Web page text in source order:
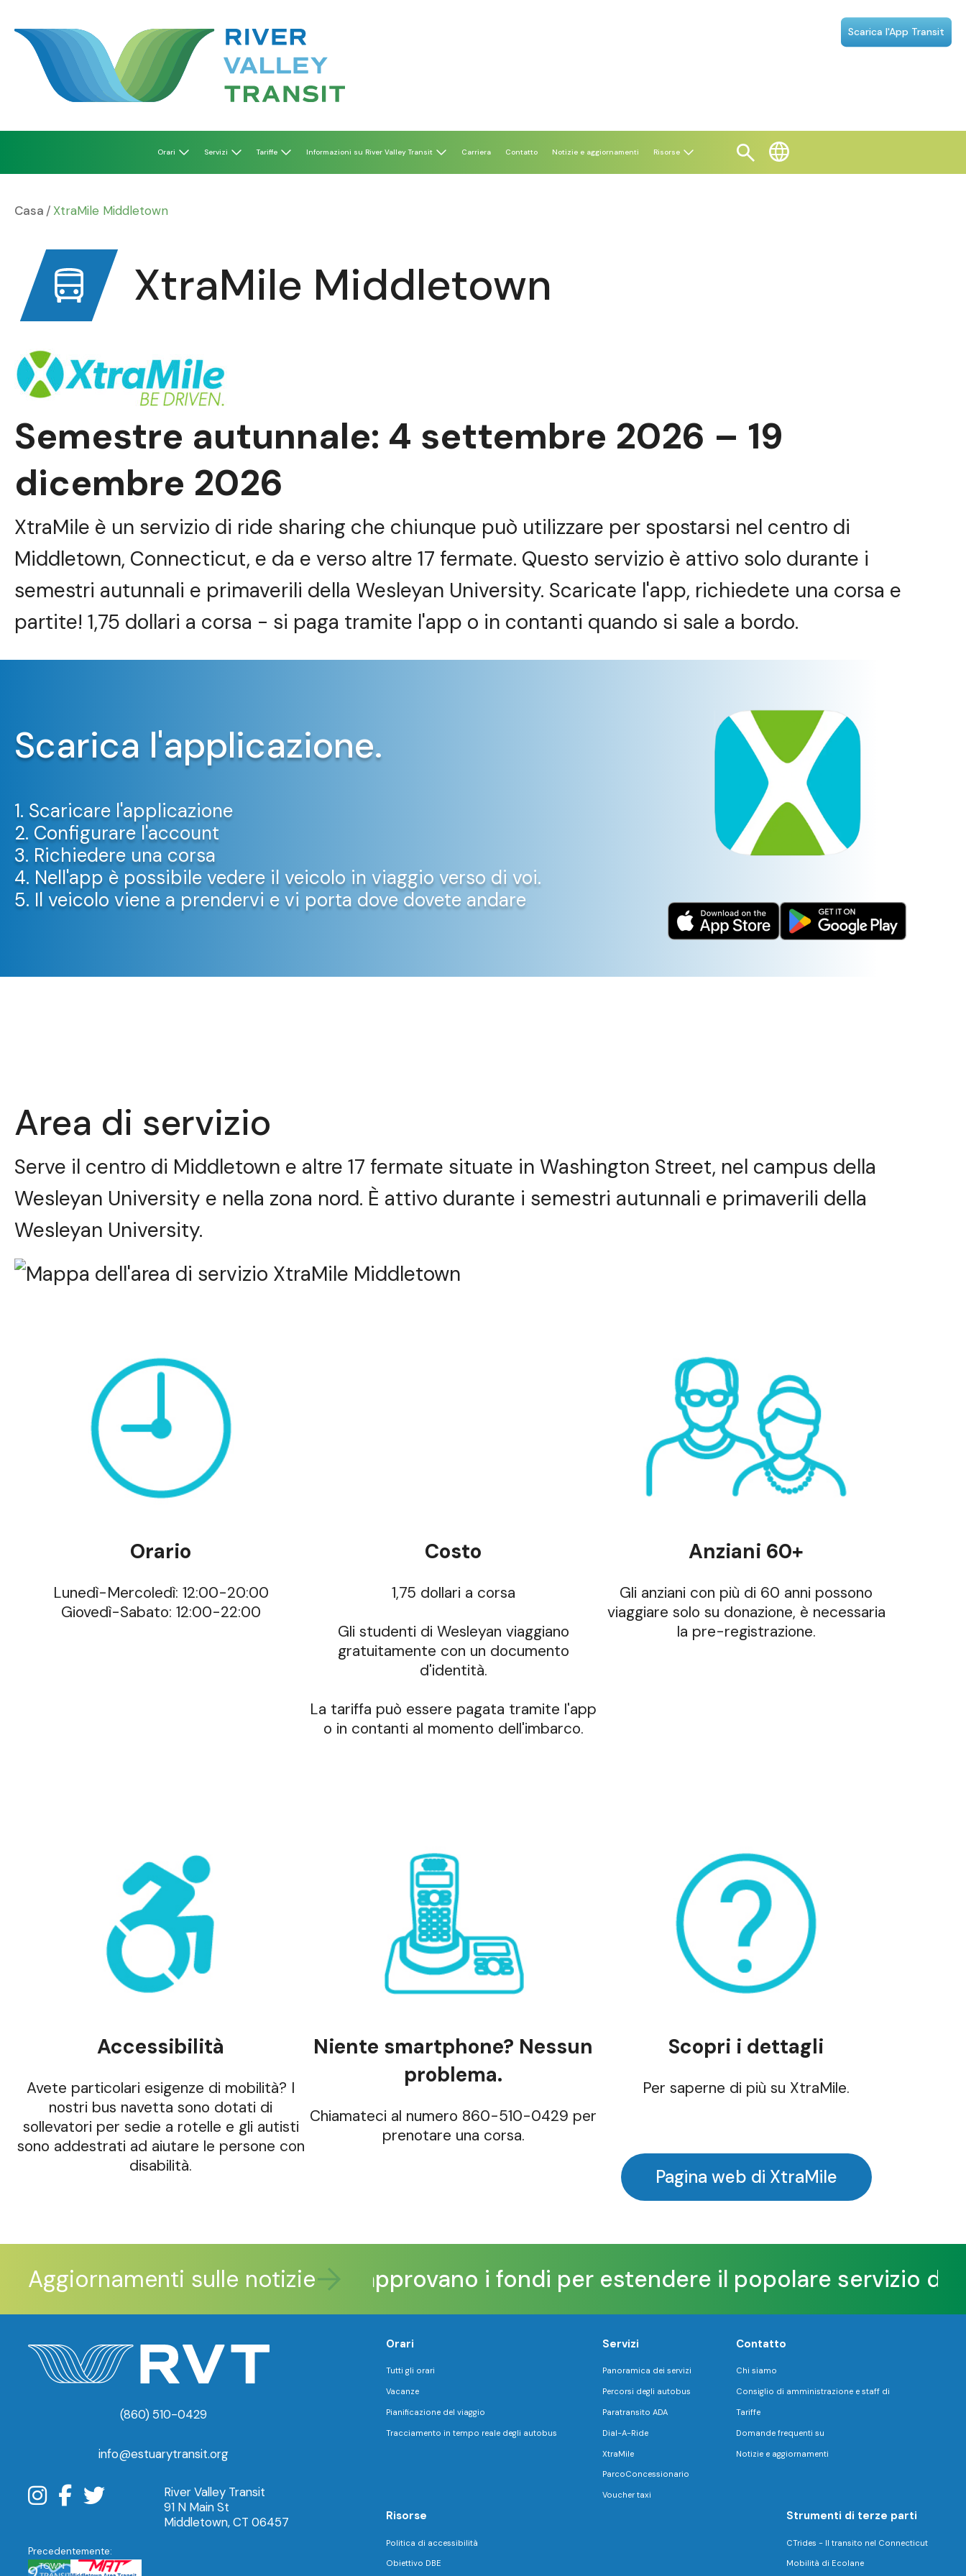
contenuto
Scarica l'App Transit
Orari Servizi Tariffe Informazioni su River Valley Transit Carriera Contatto Notizie e aggiornamenti Risorse
Casa XtraMile Middletown
XtraMile Middletown
Semestre autunnale: 4 settembre 2026 – 19
dicembre 2026
XtraMile è un servizio di ride sharing che chiunque può utilizzare per spostarsi nel centro di
Middletown, Connecticut, e da e verso altre 17 fermate. Questo servizio è attivo solo durante i
semestri autunnali e primaverili della Wesleyan University. Scaricate l'app, richiedete una corsa e
partite! 1,75 dollari a corsa - si paga tramite l'app o in contanti quando si sale a bordo.
Scarica l'applicazione.
1. Scaricare l'applicazione
2. Configurare l'account
3. Richiedere una corsa
4. Nell'app è possibile vedere il veicolo in viaggio verso di voi.
5. Il veicolo viene a prendervi e vi porta dove dovete andare
Area di servizio
Serve il centro di Middletown e altre 17 fermate situate in Washington Street, nel campus della
Wesleyan University e nella zona nord. È attivo durante i semestri autunnali e primaverili della
Wesleyan University.
Orario
Lunedì-Mercoledì: 12:00-20:00
Giovedì-Sabato: 12:00-22:00
Costo
1,75 dollari a corsa
Gli studenti di Wesleyan viaggiano
gratuitamente con un documento
d'identità.
La tariffa può essere pagata tramite l'app
o in contanti al momento dell'imbarco.
Anziani 60+
Gli anziani con più di 60 anni possono
viaggiare solo su donazione, è necessaria
la pre-registrazione.
Accessibilità
Avete particolari esigenze di mobilità? I
nostri bus navetta sono dotati di
sollevatori per sedie a rotelle e gli autisti
sono addestrati ad aiutare le persone con
disabilità.
Niente smartphone? Nessun
problema.
Chiamateci al numero 860-510-0429 per
prenotare una corsa.
Scopri i dettagli
Per saperne di più su XtraMile.
Pagina web di XtraMile
Aggiornamenti sulle notizieI legislatori approvano i fondi per estendere il popolare servizio di
(860) 510-0429
info@estuarytransit.org
River Valley Transit
91 N Main St
Middletown, CT 06457
Precedentemente:
Orari
Tutti gli orari
Vacanze
Pianificazione del viaggio
Tracciamento in tempo reale degli autobus
Servizi
Panoramica dei servizi
Percorsi degli autobus
Paratransito ADA
Dial-A-Ride
XtraMile
ParcoConcessionario
Voucher taxi
Contatto
Chi siamo
Consiglio di amministrazione e staff di
Tariffe
Domande frequenti su
Notizie e aggiornamenti
Risorse
Politica di accessibilità
Obiettivo DBE
Strumenti di terze parti
CTrides - Il transito nel Connecticut
Mobilità di Ecolane